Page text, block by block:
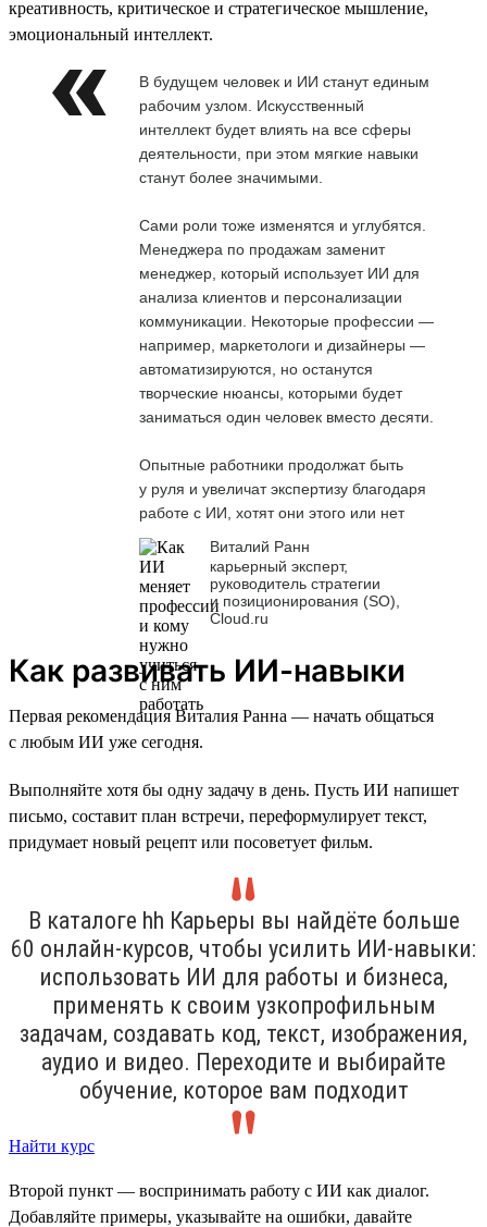
креативность, критическое и стратегическое мышление,
эмоциональный интеллект.
В будущем человек и ИИ станут единым
рабочим узлом. Искусственный
интеллект будет влиять на все сферы
деятельности, при этом мягкие навыки
станут более значимыми.
Сами роли тоже изменятся и углубятся.
Менеджера по продажам заменит
менеджер, который использует ИИ для
анализа клиентов и персонализации
коммуникации. Некоторые профессии —
например, маркетологи и дизайнеры —
автоматизируются, но останутся
творческие нюансы, которыми будет
заниматься один человек вместо десяти.
Опытные работники продолжат быть
у руля и увеличат экспертизу благодаря
работе с ИИ, хотят они этого или нет
Виталий Ранн
карьерный эксперт,
руководитель стратегии
и позиционирования (SO),
Cloud.ru
Как развивать ИИ-навыки
Первая рекомендация Виталия Ранна — начать общаться
с любым ИИ уже сегодня.
Выполняйте хотя бы одну задачу в день. Пусть ИИ напишет
письмо, составит план встречи, переформулирует текст,
придумает новый рецепт или посоветует фильм.
В каталоге hh Карьеры вы найдёте больше
60 онлайн-курсов, чтобы усилить ИИ-навыки:
использовать ИИ для работы и бизнеса,
применять к своим узкопрофильным
задачам, создавать код, текст, изображения,
аудио и видео. Переходите и выбирайте
обучение, которое вам подходит
Найти курс
Второй пункт — воспринимать работу с ИИ как диалог.
Добавляйте примеры, указывайте на ошибки, давайте